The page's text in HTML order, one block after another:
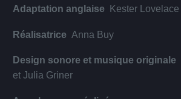
Adaptation anglaise Kester Lovelace
Réalisatrice Anna Buy
Design sonore et musique originale
et Julia Griner